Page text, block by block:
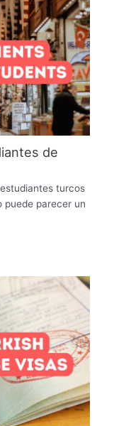
de
turcos
puede parecer un